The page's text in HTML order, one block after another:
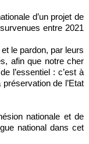
d’un projet de
entre 2021
le pardon, par leurs
afin que notre cher
l’essentiel : c’est à
de l’Etat
nationale et de
national dans cet